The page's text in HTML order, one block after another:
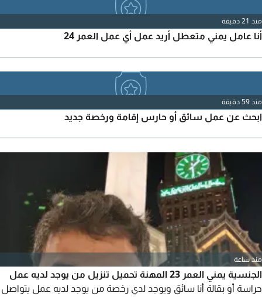
منذ 21 دقيقة
أنا عامل يمني متعطل أريد عمل أي عمل العمر 24
منذ 59 دقيقة
ابحث عن عمل سائق أو حارس إقامة ورخصة جديد
منذ ساعة
الجنسية يمني العمر 23 المهنة تحميل تنزيل من يوجد لديه عمل
حراسة أو بقالة أنا سائق ويوجد لدي رخصة من يوجد لديه عمل يتواصل